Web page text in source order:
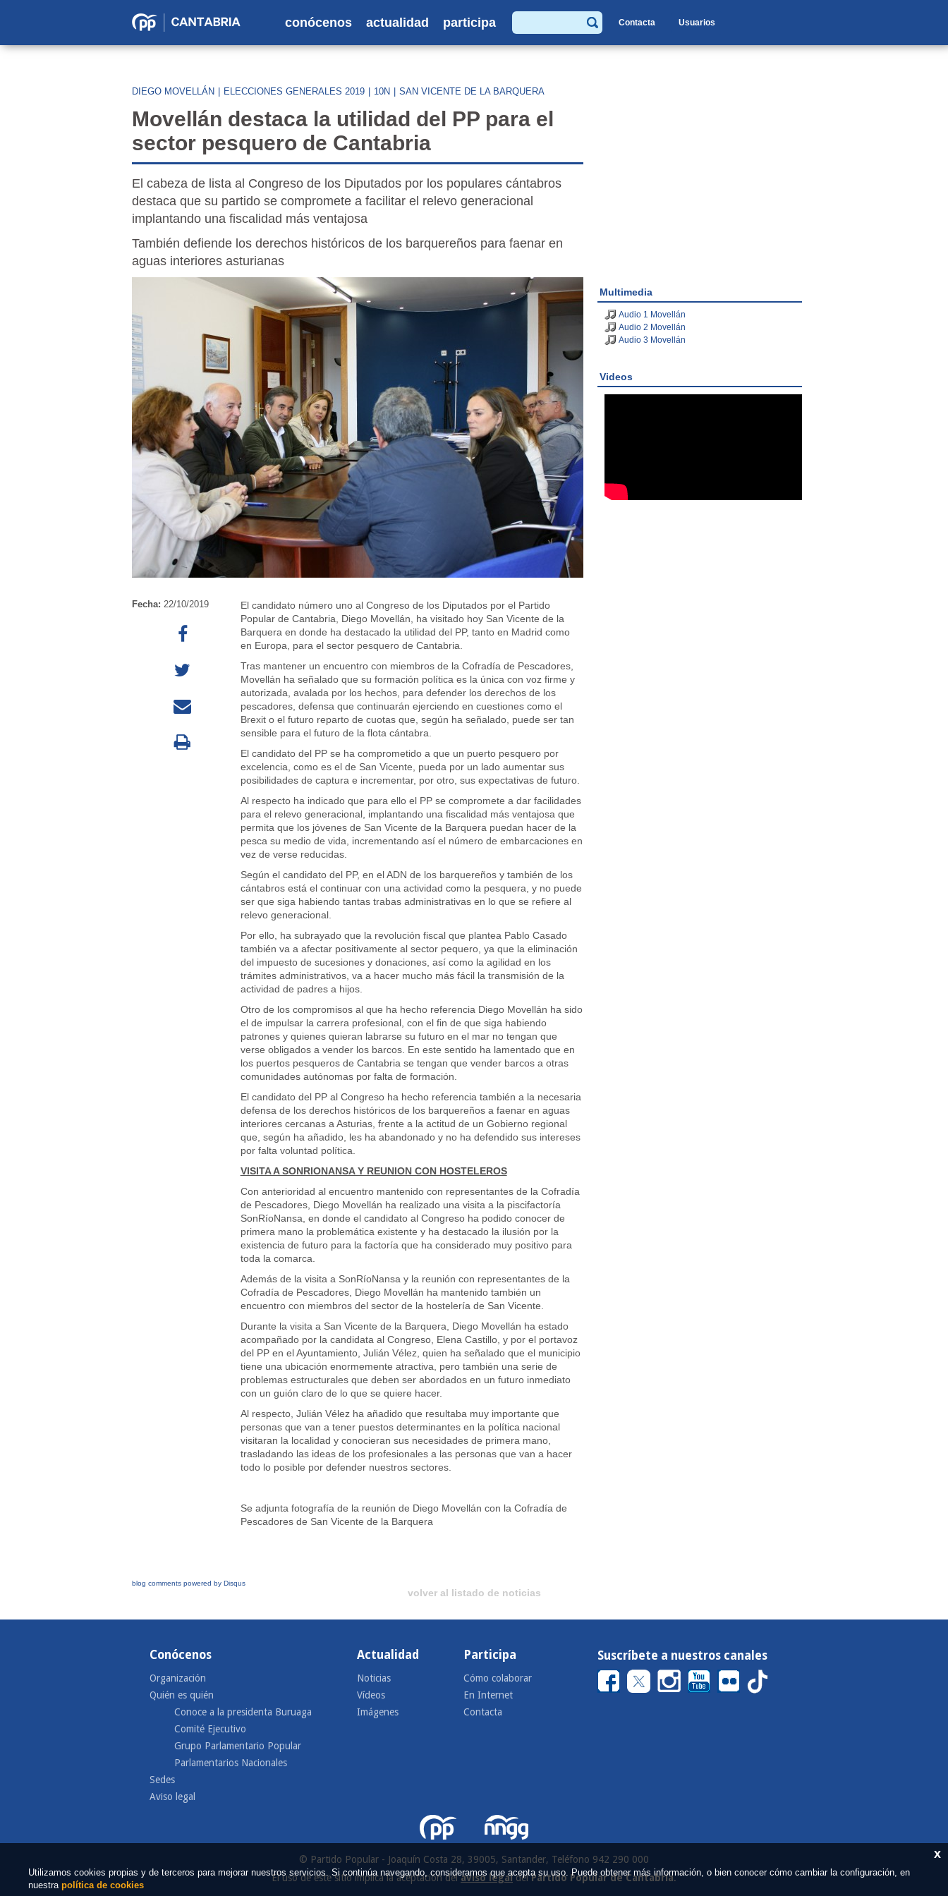
Partido
en
conócenos actualidad participa
Buscar
Contacta Usuarios
DIEGO MOVELLÁN ELECCIONES GENERALES 2019 10N SAN VICENTE DE LA BARQUERA
Movellán destaca la utilidad del PP para el
sector pesquero de Cantabria
El cabeza de lista al Congreso de los Diputados por los populares cántabros
destaca que su partido se compromete a facilitar el relevo generacional
implantando una fiscalidad más ventajosa
También defiende los derechos históricos de los barquereños para faenar en
aguas interiores asturianas
Fecha: 22/10/2019
El candidato número uno al Congreso de los Diputados por el Partido
Popular de Cantabria, Diego Movellán, ha visitado hoy San Vicente de la
Barquera en donde ha destacado la utilidad del PP, tanto en Madrid como
en Europa, para el sector pesquero de Cantabria.
Tras mantener un encuentro con miembros de la Cofradía de Pescadores,
Movellán ha señalado que su formación política es la única con voz firme y
autorizada, avalada por los hechos, para defender los derechos de los
pescadores, defensa que continuarán ejerciendo en cuestiones como el
Brexit o el futuro reparto de cuotas que, según ha señalado, puede ser tan
sensible para el futuro de la flota cántabra.
El candidato del PP se ha comprometido a que un puerto pesquero por
excelencia, como es el de San Vicente, pueda por un lado aumentar sus
posibilidades de captura e incrementar, por otro, sus expectativas de futuro.
Al respecto ha indicado que para ello el PP se compromete a dar facilidades
para el relevo generacional, implantando una fiscalidad más ventajosa que
permita que los jóvenes de San Vicente de la Barquera puedan hacer de la
pesca su medio de vida, incrementando así el número de embarcaciones en
vez de verse reducidas.
Según el candidato del PP, en el ADN de los barquereños y también de los
cántabros está el continuar con una actividad como la pesquera, y no puede
ser que siga habiendo tantas trabas administrativas en lo que se refiere al
relevo generacional.
Por ello, ha subrayado que la revolución fiscal que plantea Pablo Casado
también va a afectar positivamente al sector pequero, ya que la eliminación
del impuesto de sucesiones y donaciones, así como la agilidad en los
trámites administrativos, va a hacer mucho más fácil la transmisión de la
actividad de padres a hijos.
Otro de los compromisos al que ha hecho referencia Diego Movellán ha sido
el de impulsar la carrera profesional, con el fin de que siga habiendo
patrones y quienes quieran labrarse su futuro en el mar no tengan que
verse obligados a vender los barcos. En este sentido ha lamentado que en
los puertos pesqueros de Cantabria se tengan que vender barcos a otras
comunidades autónomas por falta de formación.
El candidato del PP al Congreso ha hecho referencia también a la necesaria
defensa de los derechos históricos de los barquereños a faenar en aguas
interiores cercanas a Asturias, frente a la actitud de un Gobierno regional
que, según ha añadido, les ha abandonado y no ha defendido sus intereses
por falta voluntad política.
VISITA A SONRIONANSA Y REUNION CON HOSTELEROS
Con anterioridad al encuentro mantenido con representantes de la Cofradía
de Pescadores, Diego Movellán ha realizado una visita a la piscifactoría
SonRíoNansa, en donde el candidato al Congreso ha podido conocer de
primera mano la problemática existente y ha destacado la ilusión por la
existencia de futuro para la factoría que ha considerado muy positivo para
toda la comarca.
Además de la visita a SonRíoNansa y la reunión con representantes de la
Cofradía de Pescadores, Diego Movellán ha mantenido también un
encuentro con miembros del sector de la hostelería de San Vicente.
Durante la visita a San Vicente de la Barquera, Diego Movellán ha estado
acompañado por la candidata al Congreso, Elena Castillo, y por el portavoz
del PP en el Ayuntamiento, Julián Vélez, quien ha señalado que el municipio
tiene una ubicación enormemente atractiva, pero también una serie de
problemas estructurales que deben ser abordados en un futuro inmediato
con un guión claro de lo que se quiere hacer.
Al respecto, Julián Vélez ha añadido que resultaba muy importante que
personas que van a tener puestos determinantes en la política nacional
visitaran la localidad y conocieran sus necesidades de primera mano,
trasladando las ideas de los profesionales a las personas que van a hacer
todo lo posible por defender nuestros sectores.
Se adjunta fotografía de la reunión de Diego Movellán con la Cofradía de
Pescadores de San Vicente de la Barquera
Multimedia
Audio 1 Movellán
Audio 2 Movellán
Audio 3 Movellán
Videos
blog comments powered by Disqus
volver al listado de noticias
Conócenos
Organización
Quién es quién
Conoce a la presidenta Buruaga
Comité Ejecutivo
Grupo Parlamentario Popular
Parlamentarios Nacionales
Sedes
Aviso legal
Actualidad
Noticias
Vídeos
Imágenes
Participa
Cómo colaborar
En Internet
Contacta
Suscríbete a nuestros canales
© Partido Popular - Joaquín Costa 28, 39005, Santander, Teléfono 942 290 000
El uso de este sitio implica la aceptación delaviso legaldelPartido Popular de Cantabria.
x
Utilizamos cookies propias y de terceros para mejorar nuestros servicios. Si continúa navegando, consideramos que acepta su uso. Puede obtener más información, o bien conocer cómo cambiar la configuración, en
nuestra política de cookies